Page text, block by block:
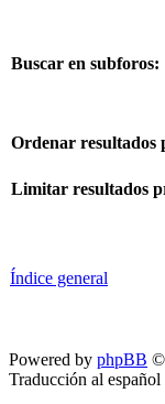
Buscar en subforos:
Ordenar resultados
Limitar resultados
Índice general
Powered by phpBB ©
Traducción al